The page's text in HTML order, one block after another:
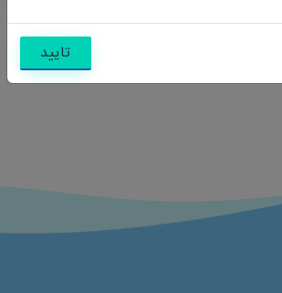
تایید